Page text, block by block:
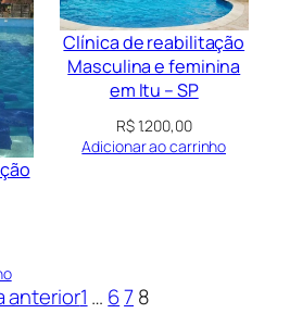
Clínica de reabilitação
Masculina e feminina
em Itu – SP
R$1.200,00
Adicionar ao carrinho
anterior1 … 678